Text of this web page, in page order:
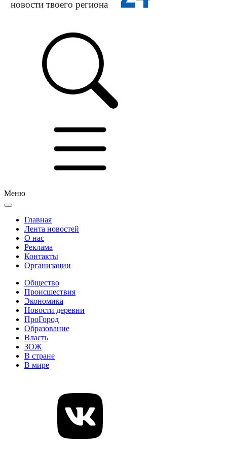
Меню
Главная
Лента новостей
О нас
Реклама
Контакты
Организации
Общество
Происшествия
Экономика
Новости деревни
ПроГород
Образование
Власть
ЗОЖ
В стране
В мире